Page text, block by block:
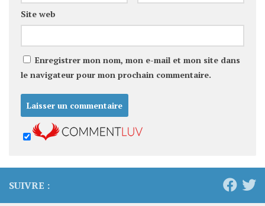
Site web
Enregistrer mon nom, mon e-mail et mon site dans
le navigateur pour mon prochain commentaire.
SUIVRE :